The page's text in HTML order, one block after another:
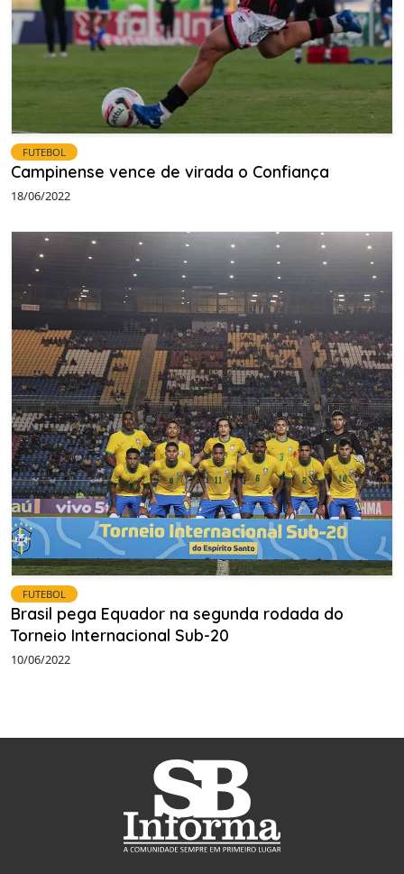
FUTEBOL
Campinense vence de virada o Confiança
18/06/2022
FUTEBOL
Brasil pega Equador na segunda rodada do
Torneio Internacional Sub-20
10/06/2022